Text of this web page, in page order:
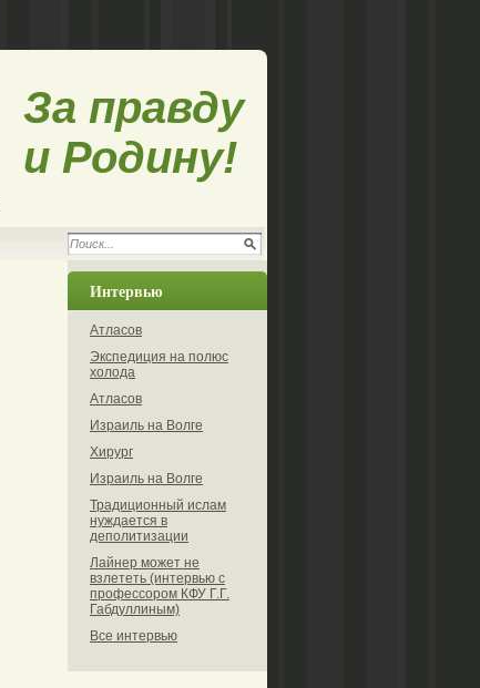
За правду
и Родину!
Интервью
Атласов
Экспедиция на полюс
холода
Атласов
Израиль на Волге
Хирург
Израиль на Волге
Традиционный ислам
нуждается в
деполитизации
Лайнер может не
взлететь (интервью с
профессором КФУ Г.Г.
Габдуллиным)
Все интервью